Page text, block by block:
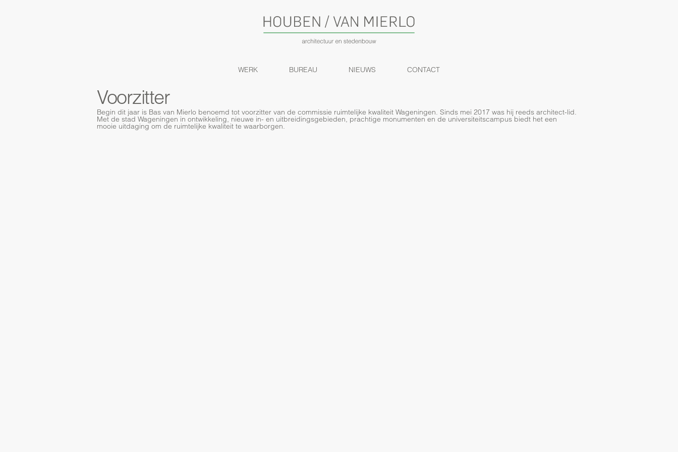
WERK BUREAU NIEUWS CONTACT
Voorzitter
Begin dit jaar is Bas van Mierlo benoemd tot voorzitter van de commissie ruimtelijke kwaliteit Wageningen. Sinds mei 2017 was hij reeds architect-lid.
Met de stad Wageningen in ontwikkeling, nieuwe in- en uitbreidingsgebieden, prachtige monumenten en de universiteitscampus biedt het een
mooie uitdaging om de ruimtelijke kwaliteit te waarborgen.